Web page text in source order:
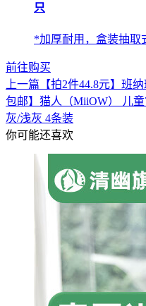
只
*加厚耐用，盒装抽取
前往购买
上一篇 【拍2件44.8元】班
包邮】猫人（MiiOW） 儿
灰/浅灰 4条装
你可能还喜欢